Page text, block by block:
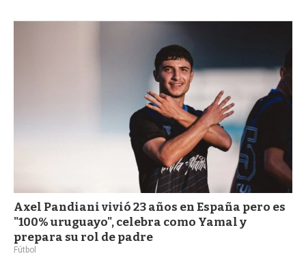
Axel Pandiani vivió 23 años en España pero es
"100% uruguayo", celebra como Yamal y
prepara su rol de padre
Fútbol